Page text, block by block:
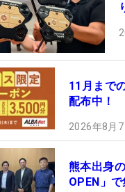
11月まで
配布中！
2026年8月
熊本出身
OPEN」